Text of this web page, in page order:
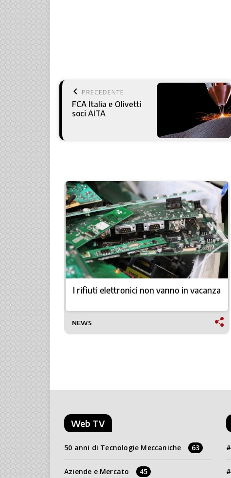
keyboard_arrow_left PRECEDENTE
FCA Italia e Olivetti
soci AITA
più I rifiuti elettronici non vanno in vacanza
NEWS
Web TV
50 anni di Tecnologie Meccaniche 63
Aziende e Mercato 45